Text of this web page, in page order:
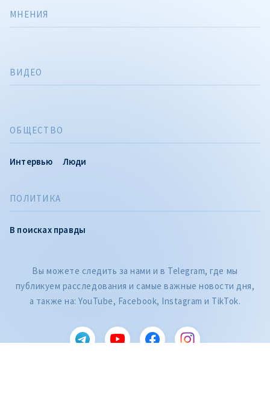
ПОЛИТИКА
В поисках правды
ОБЩЕСТВО
Интервью Люди
МНЕНИЯ
ВИДЕО
Вы можете следить за нами и в Telegram, где мы
публикуем расследования и самые важные новости дня,
а также на: YouTube, Facebook, Instagram и TikTok.
CITEȘTE